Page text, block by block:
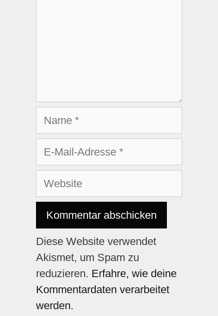
Diese Website verwendet
Akismet, um Spam zu
reduzieren. Erfahre, wie deine
Kommentardaten verarbeitet
werden.